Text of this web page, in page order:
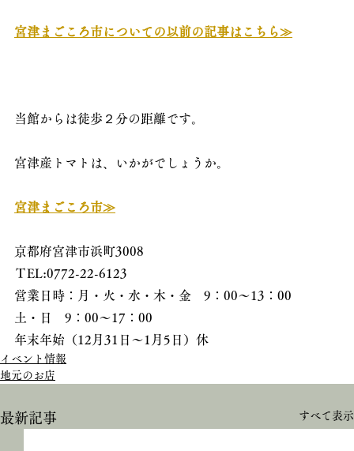
宮津まごころ市についての以前の記事はこちら≫
当館からは徒歩２分の距離です。
宮津産トマトは、いかがでしょうか。
宮津まごころ市≫
京都府宮津市浜町3008
ＴEL:0772-22-6123
営業日時：月・火・水・木・金　9：00〜13：00
土・日　9：00〜17：00
年末年始（12月31日～1月5日）休
イベント情報
地元のお店
最新記事 すべて表示